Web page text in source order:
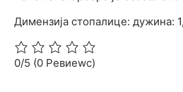
Димензија стопалице:
0/5 (0 Ревиеwс)